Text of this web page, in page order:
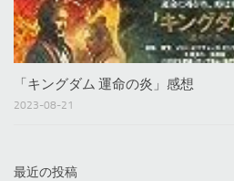
「キングダム 運命の炎」感想
2023-08-21
最近の投稿